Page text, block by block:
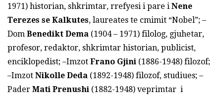
1971) historian, shkrimtar, rrefyesi i pare i Nene
Terezes se Kalkutes, laureates te cmimit “Nobel”; –
Dom Benedikt Dema (1904 – 1971) filolog, gjuhetar,
profesor, redaktor, shkrimtar historian, publicist,
enciklopedist; –Imzot Frano Gjini (1886-1948) filozof;
–Imzot Nikolle Deda (1892-1948) filozof, studiues; –
Pader Mati Prenushi (1882-1948) veprimtar i